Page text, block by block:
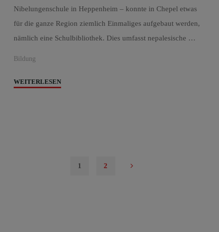
Nibelungenschule in Heppenheim – konnte in Chepel etwas
für die ganze Region ziemlich Einmaliges aufgebaut werden,
nämlich eine Schulbibliothek. Dies umfasst nepalesische …
Bildung
WEITERLESEN"Schulbibliothek
1 2